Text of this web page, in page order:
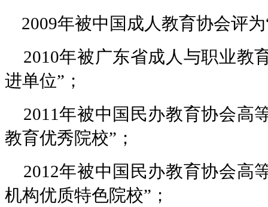
2009年被中国成人教育协会评
2010年被广东省成人与职业教
进单位”；
2011年被中国民办教育协会高
教育优秀院校”；
2012年被中国民办教育协会高
机构优质特色院校”；